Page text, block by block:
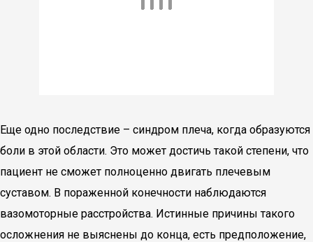
Еще одно последствие – синдром плеча, когда образуются
боли в этой области. Это может достичь такой степени, что
пациент не сможет полноценно двигать плечевым
суставом. В пораженной конечности наблюдаются
вазомоторные расстройства. Истинные причины такого
осложнения не выяснены до конца, есть предположение,